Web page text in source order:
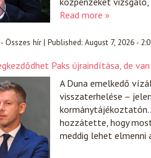
Read more »
Összes hír| Published: August 7, 2026 -
Paks újraindítása, de
A Duna emelkedő
visszaterhelése –
kormánytájékoztatón.
hozzátette, hogy
meddig lehet elmenni